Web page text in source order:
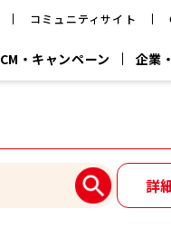
コミュニティサイト
CM・キャンペーン 企業
だし粉
ヤマキの
割烹白だし
詳